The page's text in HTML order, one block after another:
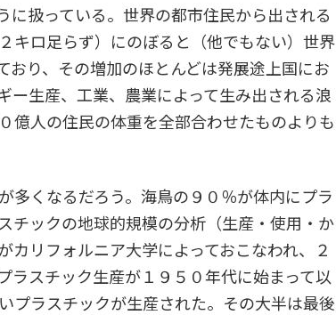
に扱っている。世界の都市住民から出される
キロ足らず）にのぼると（他でもない）世界
おり、その増加のほとんどは発展途上国にお
ー生産、工業、農業によって生み出される浪
億人の住民の体重を全部合わせたものよりも
多くなるだろう。海鳥の９０％が体内にプラ
チックの地球的規模の分析（生産・使用・か
リフォルニア大学によっておこなわれ、２
ラスチック生産が１９５０年代に始まって以
プラスチックが生産された。その大半は最後